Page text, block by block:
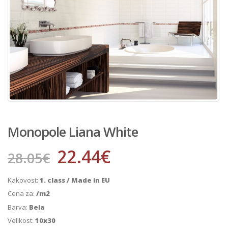
Monopole Liana White
28.05€ 22.44€
Kakovost: 1. class / Made in EU
Cena za: /m2
Barva: Bela
Velikost: 10x30